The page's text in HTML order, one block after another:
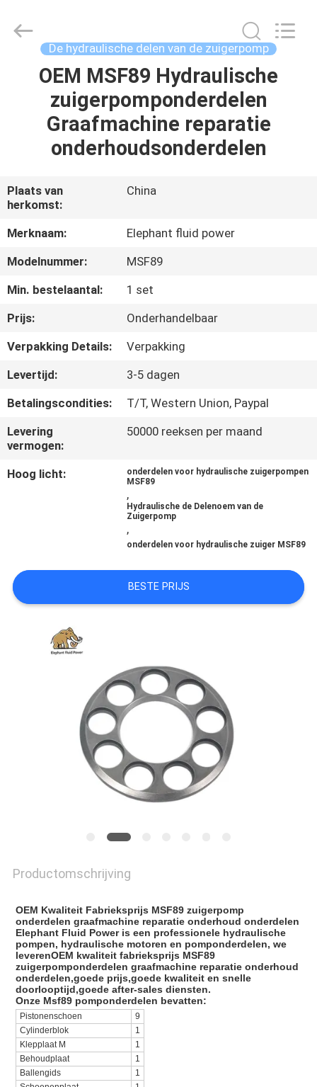
HUIS
PRODUCTEN
ONS
FABRIEKSREIS
KWALITEITSCONTROLE
CONTACTEER
ONS
NIEUWS
GEVALLEN
SITEMAP
Fluid
Power
De hydraulische delen van de zuigerpomp
OEM MSF89 Hydraulische
zuigerpomponderdelen
Graafmachine reparatie
onderhoudsonderdelen
Plaats van
herkomst:
China
Merknaam:
Elephant fluid power
Modelnummer:
MSF89
Min. bestelaantal:
1 set
Prijs:
Onderhandelbaar
Verpakking Details:
Verpakking
Levertijd:
3-5 dagen
Betalingscondities:
T/T, Western Union, Paypal
Levering
vermogen:
50000 reeksen per maand
Hoog licht:
onderdelen voor hydraulische zuigerpompen
MSF89
,
Hydraulische de Delenoem van de
Zuigerpomp
,
onderdelen voor hydraulische zuiger MSF89
BESTE PRIJS
Productomschrijving
OEM Kwaliteit Fabrieksprijs MSF89 zuigerpomp
onderdelen graafmachine reparatie onderhoud onderdelen
Elephant Fluid Power is een professionele hydraulische
pompen, hydraulische motoren en pomponderdelen, we
leverenOEM kwaliteit fabrieksprijs MSF89
zuigerpomponderdelen graafmachine reparatie onderhoud
onderdelen,goede prijs,goede kwaliteit en snelle
doorlooptijd,goede after-sales diensten.
Onze Msf89 pomponderdelen bevatten:
Pistonenschoen
9
Cylinderblok
1
Klepplaat M
1
Behoudplaat
1
Ballengids
1